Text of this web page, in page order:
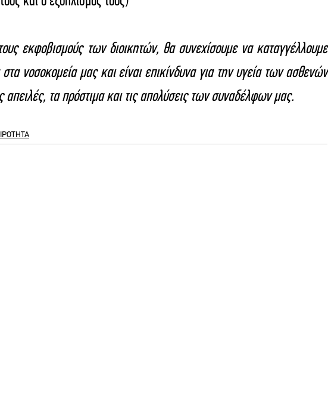
εκφοβισμούς των διοικητών, θα συνεχίσουμε να καταγγέλλουμε
νοσοκομεία μας και είναι επικίνδυνα για την υγεία των ασθενών
απειλές, τα πρόστιμα και τις απολύσεις των συναδέλφων μας.